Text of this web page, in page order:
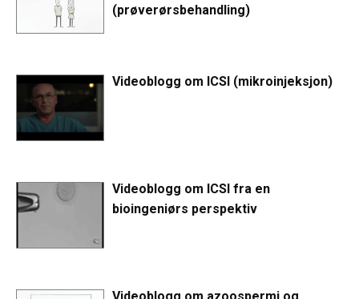
(prøverørsbehandling)
Videoblogg om ICSI (mikroinjeksjon)
Videoblogg om ICSI fra en
bioingeniørs perspektiv